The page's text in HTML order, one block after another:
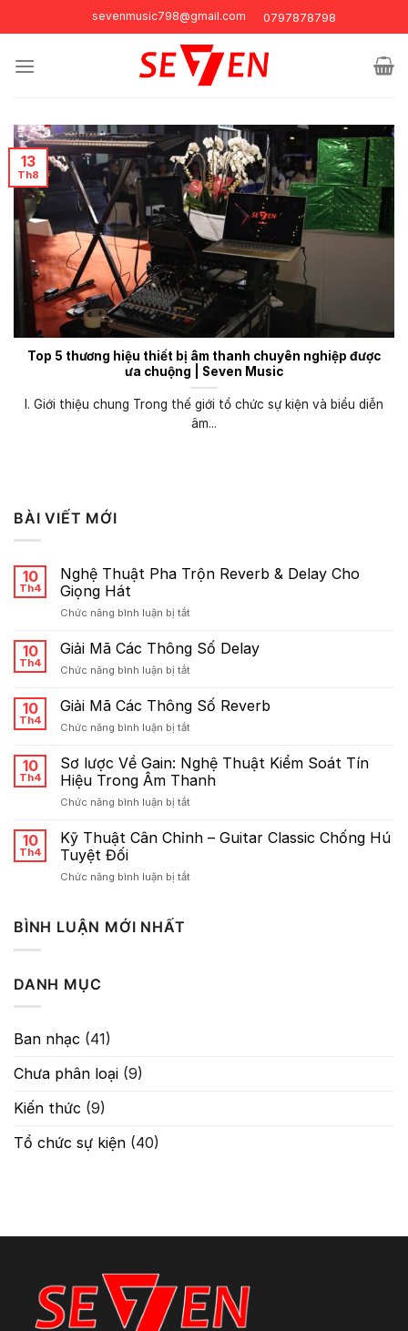
to
content
sevenmusic798@gmail.com 0797878798
Top 5 thương hiệu thiết bị âm thanh chuyên nghiệp được
ưa chuộng | Seven Music
I. Giới thiệu chung Trong thế giới tổ chức sự kiện và biểu diễn
âm...
13
Th8
BÀI VIẾT MỚI
10
Th4
Nghệ Thuật Pha Trộn Reverb & Delay Cho
Giọng Hát
Chức năng bình luận bị tắtở
Thuật
Pha
Trộn
&
Hát
10
Th4
Giải Mã Các Thông Số Delay
Chức năng bình luận bị tắtở
Mã
Các
Thông
Delay
10
Th4
Giải Mã Các Thông Số Reverb
Chức năng bình luận bị tắtở
Mã
Các
Thông
Số
10
Th4
Sơ lược Về Gain: Nghệ Thuật Kiểm Soát Tín
Hiệu Trong Âm Thanh
Chức năng bình luận bị tắtở
lược
Nghệ
10
Th4
Kỹ Thuật Cân Chỉnh – Guitar Classic Chống Hú
Tuyệt Đối
Chức năng bình luận bị tắtở
BÌNH LUẬN MỚI NHẤT
DANH MỤC
Ban nhạc (41)
Chưa phân loại (9)
Kiến thức (9)
Tổ chức sự kiện (40)